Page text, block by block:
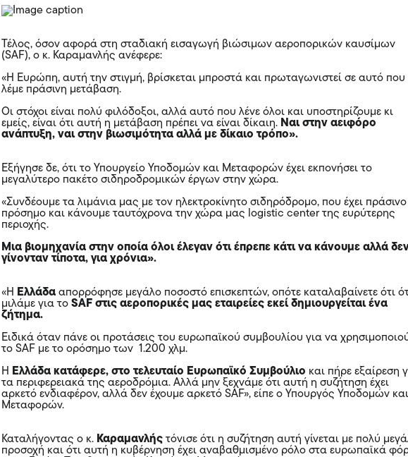
Τέλος, όσον αφορά στη σταδιακή εισαγωγή βιώσιμων αεροπορικών καυσίμων
(SAF), ο κ. Καραμανλής ανέφερε:
«Η Ευρώπη, αυτή την στιγμή, βρίσκεται μπροστά και πρωταγωνιστεί σε αυτό που
λέμε πράσινη μετάβαση.
Οι στόχοι είναι πολύ φιλόδοξοι, αλλά αυτό που λένε όλοι και υποστηρίζουμε κι
εμείς, είναι ότι αυτή η μετάβαση πρέπει να είναι δίκαιη. Ναι στην αειφόρο
ανάπτυξη, ναι στην βιωσιμότητα αλλά με δίκαιο τρόπο».
Εξήγησε δε, ότι το Υπουργείο Υποδομών και Μεταφορών έχει εκπονήσει το
μεγαλύτερο πακέτο σιδηροδρομικών έργων στην χώρα.
«Συνδέουμε τα λιμάνια μας με τον ηλεκτροκίνητο σιδηρόδρομο, που έχει πράσινο
πρόσημο και κάνουμε ταυτόχρονα την χώρα μας logistic center της ευρύτερης
περιοχής.
Μια βιομηχανία στην οποία όλοι έλεγαν ότι έπρεπε κάτι να κάνουμε αλλά
γίνονταν τίποτα, για χρόνια».
«Η Ελλάδααπορρόφησε μεγάλο ποσοστό επισκεπτών, οπότε καταλαβαίνετε ότι
μιλάμε για τοSAF στις αεροπορικές μας εταιρείες εκεί δημιουργείται ένα
ζήτημα.
Ειδικά όταν πάνε οι προτάσεις του ευρωπαϊκού συμβουλίου για να
το SAF με το ορόσημο των 1.200 χλμ.
Η Ελλάδα κατάφερε, στο τελευταίο Ευρωπαϊκό Συμβούλιο και πήρε εξαίρεση
τα περιφερειακά της αεροδρόμια. Αλλά μην ξεχνάμε ότι αυτή η συζήτηση έχει
αρκετό ενδιαφέρον, αλλά δεν έχουμε αρκετό SAF», είπε ο Υπουργός Υποδομών και
Μεταφορών.
Καταλήγοντας ο κ. Καραμανλήςτόνισε ότι η συζήτηση αυτή γίνεται με πολύ
προσοχή και ότι αυτή η κυβέρνηση έχει αναβαθμισμένο ρόλο στα ευρωπαϊκά